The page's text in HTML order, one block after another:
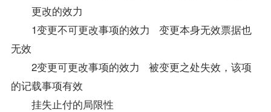
更改的效力
1变更不可更改事项的效力 变更本身无效票据也
无效
2变更可更改事项的效力 被变更之处失效，该项
的记载事项有效
挂失止付的局限性